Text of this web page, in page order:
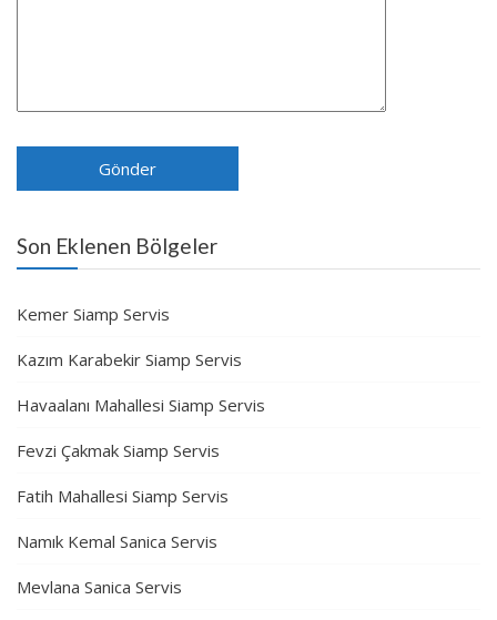
Son Eklenen Bölgeler
Kemer Siamp Servis
Kazım Karabekir Siamp Servis
Havaalanı Mahallesi Siamp Servis
Fevzi Çakmak Siamp Servis
Fatih Mahallesi Siamp Servis
Namık Kemal Sanica Servis
Mevlana Sanica Servis